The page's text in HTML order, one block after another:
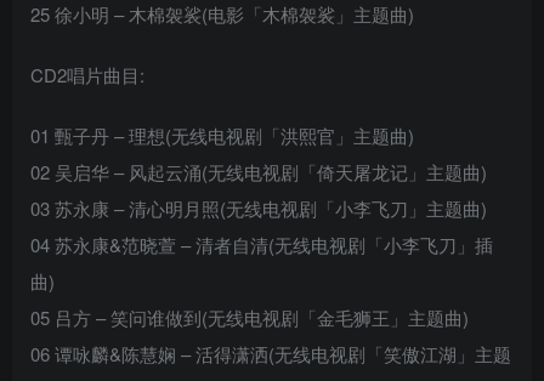
25 徐小明 – 木棉袈裟(电影「木棉袈裟」主题曲)
CD2唱片曲目:
01 甄子丹 – 理想(无线电视剧「洪熙官」主题曲)
02 吴启华 – 风起云涌(无线电视剧「倚天屠龙记」主题曲)
03 苏永康 – 清心明月照(无线电视剧「小李飞刀」主题曲)
04 苏永康&范晓萱 – 清者自清(无线电视剧「小李飞刀」插
曲)
05 吕方 – 笑问谁做到(无线电视剧「金毛狮王」主题曲)
06 谭咏麟&陈慧娴 – 活得潇洒(无线电视剧「笑傲江湖」主题